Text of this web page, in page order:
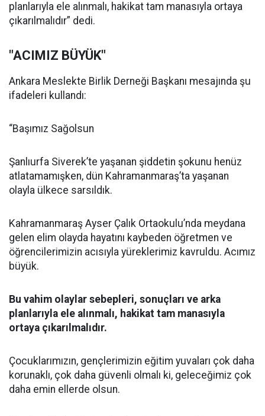
planlarıyla ele alınmalı, hakikat tam manasıyla ortaya
çıkarılmalıdır” dedi.
"ACIMIZ BÜYÜK"
Ankara Meslekte Birlik Derneği Başkanı mesajında şu
ifadeleri kullandı:
“Başımız Sağolsun
Şanlıurfa Siverek’te yaşanan şiddetin şokunu henüz
atlatamamışken, dün Kahramanmaraş’ta yaşanan
olayla ülkece sarsıldık.
Kahramanmaraş Ayser Çalık Ortaokulu’nda meydana
gelen elim olayda hayatını kaybeden öğretmen ve
öğrencilerimizin acısıyla yüreklerimiz kavruldu. Acımız
büyük.
Bu vahim olaylar sebepleri, sonuçları ve arka
planlarıyla ele alınmalı, hakikat tam manasıyla
ortaya çıkarılmalıdır.
Çocuklarımızın, gençlerimizin eğitim yuvaları çok daha
korunaklı, çok daha güvenli olmalı ki, geleceğimiz çok
daha emin ellerde olsun.